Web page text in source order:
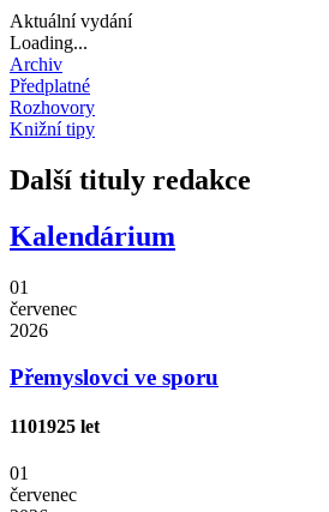
Aktuální vydání
Loading...
Archiv
Předplatné
Rozhovory
Knižní tipy
Další tituly redakce
Kalendárium
01
červenec
2026
Přemyslovci ve sporu
1101925 let
01
červenec